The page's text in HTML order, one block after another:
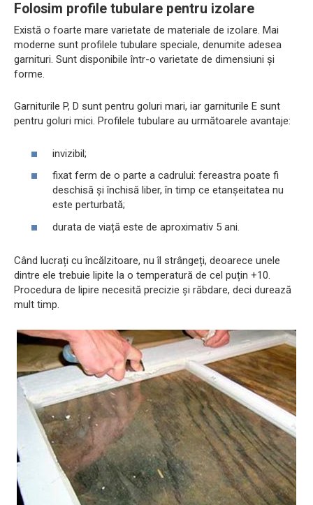
Folosim profile tubulare pentru izolare
Există o foarte mare varietate de materiale de izolare. Mai
moderne sunt profilele tubulare speciale, denumite adesea
garnituri. Sunt disponibile într-o varietate de dimensiuni și
forme.
Garniturile P, D sunt pentru goluri mari, iar garniturile E sunt
pentru goluri mici. Profilele tubulare au următoarele avantaje:
invizibil;
fixat ferm de o parte a cadrului: fereastra poate fi
deschisă și închisă liber, în timp ce etanșeitatea nu
este perturbată;
durata de viață este de aproximativ 5 ani.
Când lucrați cu încălzitoare, nu îl strângeți, deoarece unele
dintre ele trebuie lipite la o temperatură de cel puțin +10.
Procedura de lipire necesită precizie și răbdare, deci durează
mult timp.